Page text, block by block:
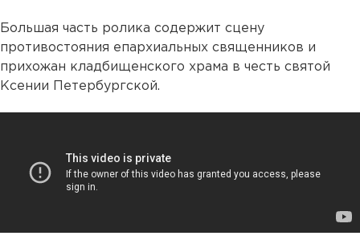
Большая часть ролика содержит сцену
противостояния епархиальных священников и
прихожан кладбищенского храма в честь святой
Ксении Петербургской.